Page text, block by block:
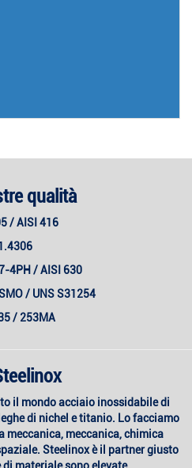
qualità
/ AISI 416
4PH / AISI 630
/ UNS S31254
/ 253MA
il mondo acciaio inossidabile di
di nichel e titanio. Lo facciamo
meccanica, meccanica, chimica
Steelinox è il partner giusto